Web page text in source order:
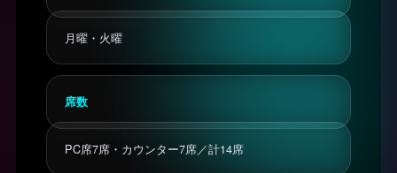
月曜・火曜
席数
PC席7席・カウンター7席／計14席